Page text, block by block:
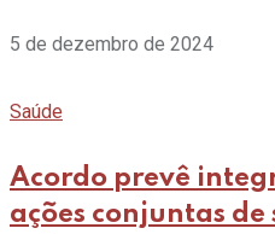
5 de dezembro de 2024
Saúde
Acordo prevê
ações conjuntas